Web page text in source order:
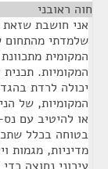
חוה ראובני
אני חושבת
שלמדתי מהתחום
המקומית
המקומיות.
יכולה לרדת
המקומיות, של
או להיטיב עם
בטוחה בכלל
מדיניות, מגמות